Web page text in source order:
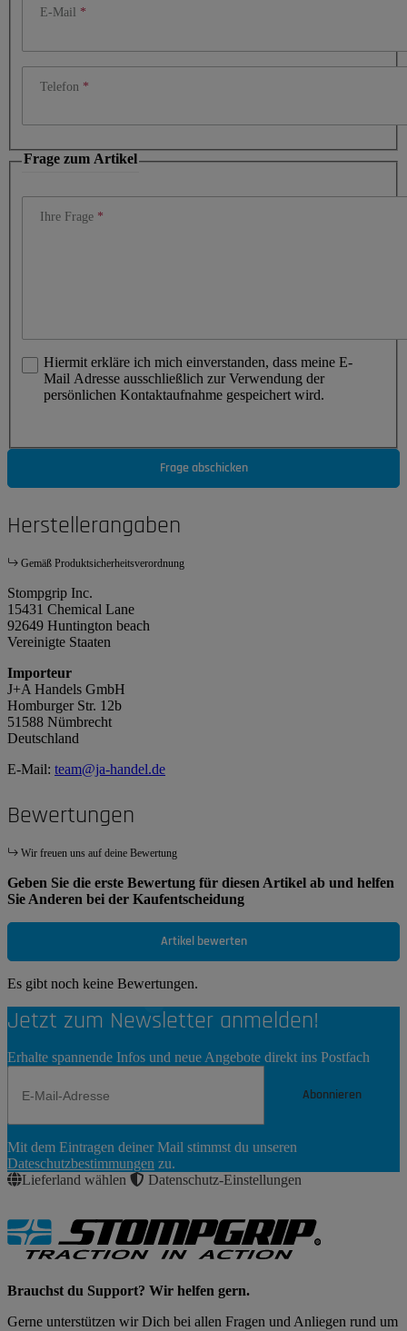
E-Mail
Telefon
Frage zum Artikel
Ihre Frage
Hiermit erkläre ich mich einverstanden, dass meine E-
Mail Adresse ausschließlich zur Verwendung der
persönlichen Kontaktaufnahme gespeichert wird.
Frage abschicken
Herstellerangaben
Gemäß Produktsicherheitsverordnung
Stompgrip Inc.
15431 Chemical Lane
92649 Huntington beach
Vereinigte Staaten
Importeur
J+A Handels GmbH
Homburger Str. 12b
51588 Nümbrecht
Deutschland
E-Mail: team@ja-handel.de
Bewertungen
Wir freuen uns auf deine Bewertung
Geben Sie die erste Bewertung für diesen Artikel ab und helfen
Sie Anderen bei der Kaufentscheidung
Artikel bewerten
Es gibt noch keine Bewertungen.
Jetzt zum Newsletter anmelden!
Erhalte spannende Infos und neue Angebote direkt ins Postfach
Abonnieren
Abonnieren
Mit dem Eintragen deiner Mail stimmst du unseren
Dateschutzbestimmungen zu.
Lieferland wählen
Datenschutz-Einstellungen
Brauchst du Support? Wir helfen gern.
Gerne unterstützen wir Dich bei allen Fragen und Anliegen rund um